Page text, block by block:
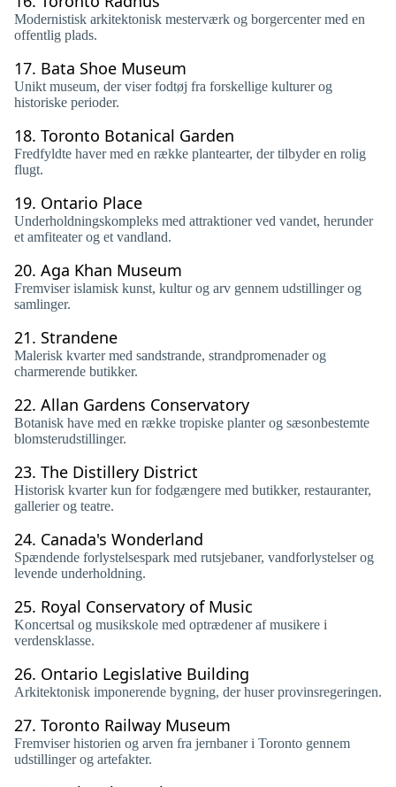
Modernistisk arkitektonisk mesterværk og borgercenter med en
offentlig plads.
17. Bata Shoe Museum
Unikt museum, der viser fodtøj fra forskellige kulturer og
historiske perioder.
18. Toronto Botanical Garden
Fredfyldte haver med en række plantearter, der tilbyder en rolig
flugt.
19. Ontario Place
Underholdningskompleks med attraktioner ved vandet, herunder
et amfiteater og et vandland.
20. Aga Khan Museum
Fremviser islamisk kunst, kultur og arv gennem udstillinger og
samlinger.
21. Strandene
Malerisk kvarter med sandstrande, strandpromenader og
charmerende butikker.
22. Allan Gardens Conservatory
Botanisk have med en række tropiske planter og sæsonbestemte
blomsterudstillinger.
23. The Distillery District
Historisk kvarter kun for fodgængere med butikker, restauranter,
gallerier og teatre.
24. Canada's Wonderland
Spændende forlystelsespark med rutsjebaner, vandforlystelser og
levende underholdning.
25. Royal Conservatory of Music
Koncertsal og musikskole med optrædener af musikere i
verdensklasse.
26. Ontario Legislative Building
Arkitektonisk imponerende bygning, der huser provinsregeringen.
27. Toronto Railway Museum
Fremviser historien og arven fra jernbaner i Toronto gennem
udstillinger og artefakter.